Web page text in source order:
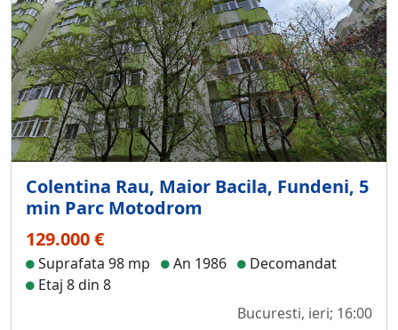
Colentina Rau, Maior Bacila, Fundeni, 5
min Parc Motodrom
129.000 €
Suprafata 98 mp An 1986
Decomandat
Etaj 8 din 8
Bucuresti, ieri; 16:00